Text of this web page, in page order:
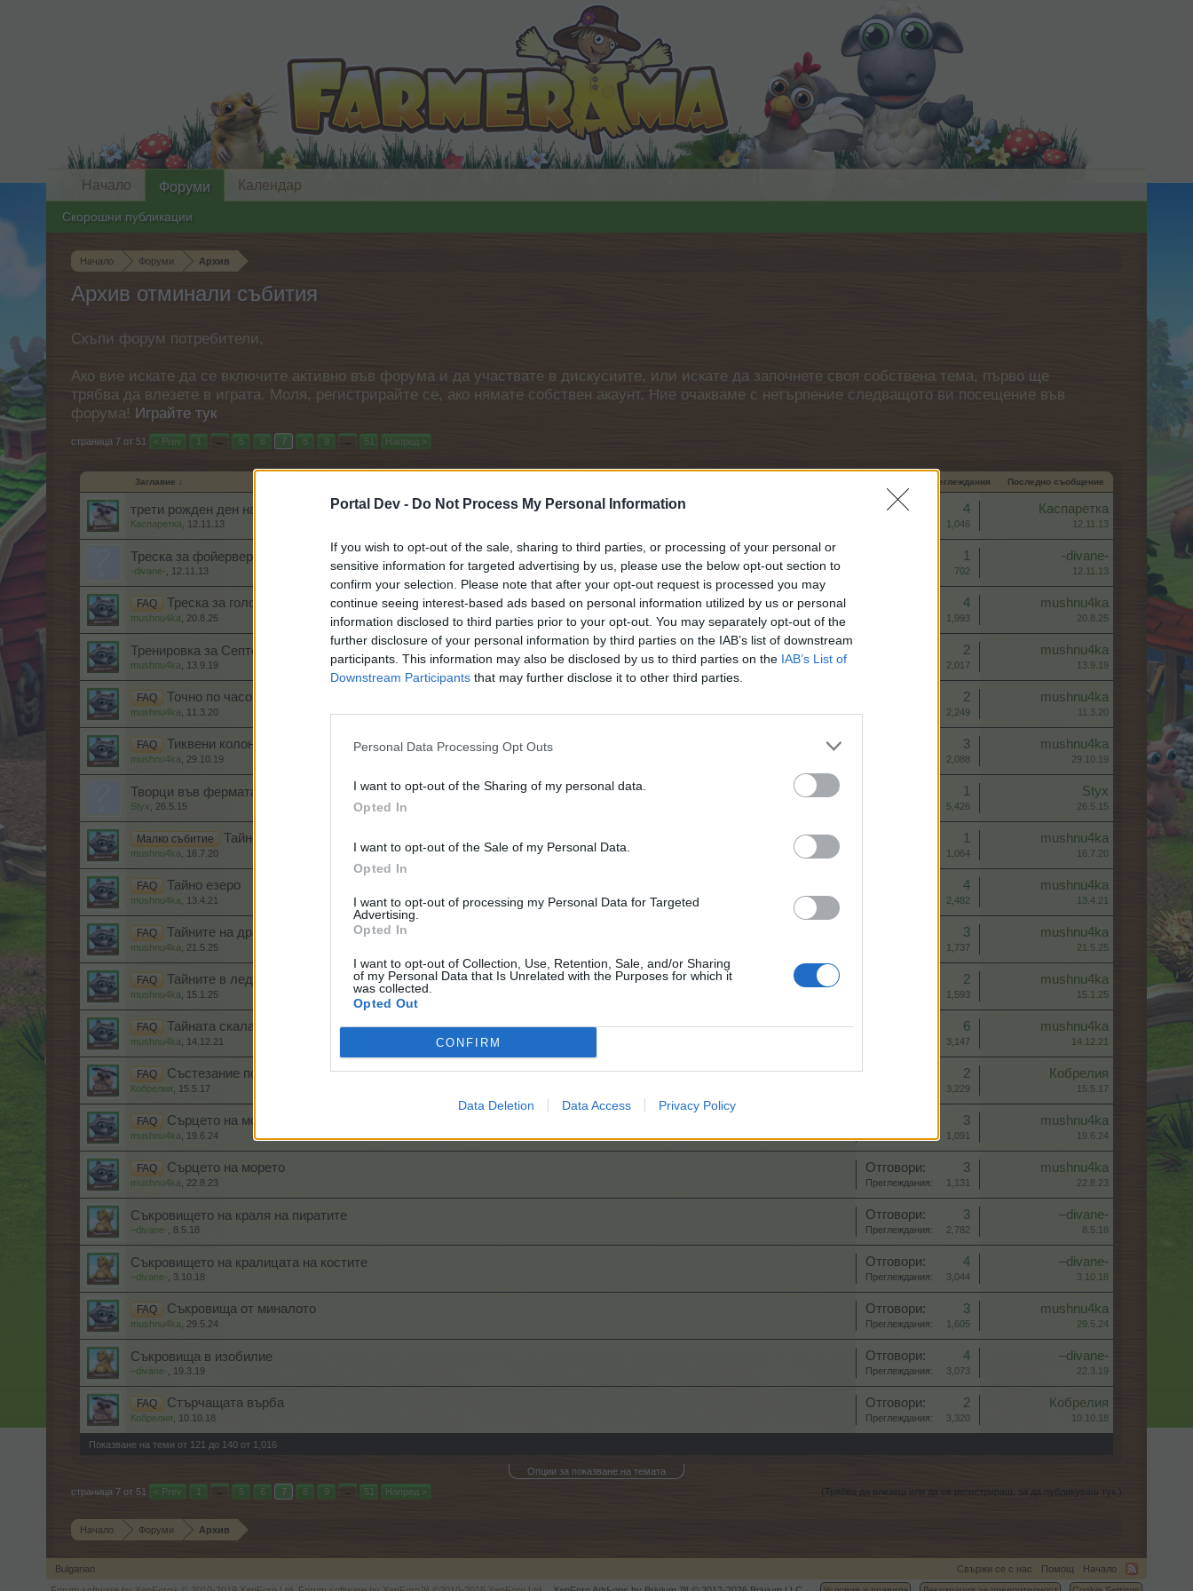
Portal Dev - Do Not Process My Personal Information
If you wish to opt-out of the sale, sharing to third parties, or processing of your personal or
sensitive information for targeted advertising by us, please use the below opt-out section to
confirm your selection. Please note that after your opt-out request is processed you may
continue seeing interest-based ads based on personal information utilized by us or personal
information disclosed to third parties prior to your opt-out. You may separately opt-out of the
further disclosure of your personal information by third parties on the IAB’s list of downstream
participants. This information may also be disclosed by us to third parties on the IAB’s List of
Downstream Participants that may further disclose it to other third parties.
Personal Data Processing Opt Outs
I want to opt-out of the Sharing of my personal data.
Opted In
I want to opt-out of the Sale of my Personal Data.
Opted In
I want to opt-out of processing my Personal Data for Targeted
Advertising.
Opted In
I want to opt-out of Collection, Use, Retention, Sale, and/or Sharing
of my Personal Data that Is Unrelated with the Purposes for which it
was collected.
Opted Out
CONFIRM
Data Deletion Data Access Privacy Policy
Начало Форуми Архив
Архив отминали събития
Скъпи форум потребители,
Ако вие искате да се включите активно във форума и да участвате в дискусиите, или искате да започнете своя собствена тема, първо ще
трябва да влезете в играта. Моля, регистрирайте се, ако нямате собствен акаунт. Ние очакваме с нетърпение следващото ви посещение във
форума! Играйте тук
страница 7 от 51 < Prev 1 ← 5 6 7 8 9 → 51 Напред >
Заглавие ↓ Преглеждания Последно съобщение
трети рожден ден на фармерама
Каспаретка 12.11.13
Отговори: 4
1,046
Каспаретка
12.11.13
Треска за фойерверки!!! - честита нова година
-divane- 12.11.13
1
702
-divane-
12.11.13
FAQ Треска за голове
mushnu4ka 20.8.25
4
1,993
mushnu4ka
20.8.25
Тренировка за Септемврийско събитие
mushnu4ka 13.9.19
2
2,017
mushnu4ka
13.9.19
FAQ Точно по часовник
mushnu4ka 11.3.20
2
2,249
mushnu4ka
11.3.20
FAQ Тиквени колони
mushnu4ka 29.10.19
3
2,088
mushnu4ka
29.10.19
Творци във фермата
Styx 26.5.15
1
5,426
Styx
26.5.15
Малко събитие Тайнствено дърво „Драже“ & „Капри“ и нови постоянни куестове
mushnu4ka 16.7.20
1
1,064
mushnu4ka
16.7.20
FAQ Тайно езеро
mushnu4ka 13.4.21
4
2,482
mushnu4ka
13.4.21
FAQ Тайните на драконовата крепост
mushnu4ka 21.5.25
3
1,737
mushnu4ka
21.5.25
FAQ Тайните в леда
mushnu4ka 15.1.25
2
1,593
mushnu4ka
15.1.25
FAQ Тайната скала на Дядо Коледа
mushnu4ka 14.12.21
6
3,147
mushnu4ka
14.12.21
FAQ Състезание по кучешко фризби
Кобрелия 15.5.17
2
3,229
Кобрелия
15.5.17
FAQ Сърцето на морето
mushnu4ka 19.6.24
3
1,091
mushnu4ka
19.6.24
FAQ Сърцето на морето
mushnu4ka 22.8.23
Отговори: 3
Преглеждания: 1,131
mushnu4ka
22.8.23
Съкровището на краля на пиратите
–divane- 8.5.18
Отговори: 3
Преглеждания: 2,782
–divane-
8.5.18
Съкровището на кралицата на костите
–divane- 3.10.18
Отговори: 4
Преглеждания: 3,044
–divane-
3.10.18
FAQ Съкровища от миналото
mushnu4ka 29.5.24
Отговори: 3
Преглеждания: 1,605
mushnu4ka
29.5.24
Съкровища в изобилие
–divane- 19.3.19
Отговори: 4
Преглеждания: 3,073
–divane-
22.3.19
FAQ Стърчащата върба
Кобрелия 10.10.18
Отговори: 2
Преглеждания: 3,320
Кобрелия
10.10.18
Показване на теми от 121 до 140 от 1,016
Опции за показване на темата
(Трябва да влезеш или да се регистрираш, за да публикуваш тук.)
страница 7 от 51 < Prev 1 ← 5 6 7 8 9 → 51 Напред >
Начало Форуми Архив
Начало Форуми
Скорошни публикации
Календар
Bulgarian Свържи се с нас Помощ
Начало